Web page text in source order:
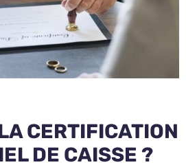
CERTIFICATION
DE CAISSE ?